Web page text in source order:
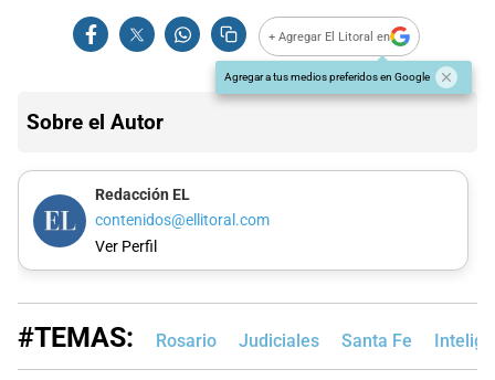
+ Agregar El Litoral en
Agregar a tus medios preferidos en Google
Sobre el Autor
Redacción EL
contenidos@ellitoral.com
Ver Perfil
#TEMAS: Rosario Judiciales Santa Fe